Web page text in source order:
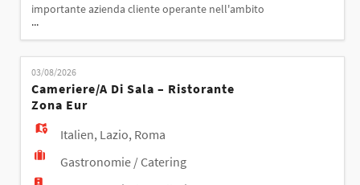
importante azienda cliente operante nell'ambito
della ristorazione collettiva LAVAPIATTI PER MENSA
PART TIME – LA SPEZIA Responsabilità:
L'addetto/addetta al lavaggio si occuperà di: -
lavaggio piatti, stoviglie e pulizie - servizio mensa
Requisiti: - pregressa esperienza in ambito
ristorazione
...
03/08/2026
Cameriere/a Di Sala – Ristorante
Zona Eur
Italien, Lazio, Roma
Gastronomie / Catering